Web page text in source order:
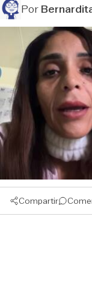
Por
Compartir